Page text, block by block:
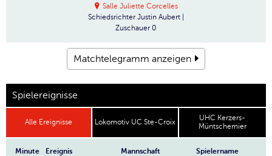
Salle Juliette Corcelles
Schiedsrichter Justin Aubert |
Zuschauer 0
Matchtelegramm anzeigen
Spielereignisse
Alle Ereignisse Lokomotiv UC Ste-Croix
UHC Kerzers-
Müntschemier
Minute Ereignis Mannschaft Spielername